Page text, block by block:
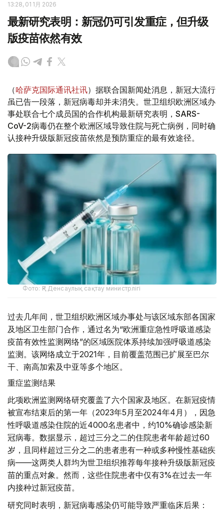
13:28, 01 1月 2026
最新研究表明：新冠仍可引发重症，但升级
版疫苗依然有效
（哈萨克国际通讯社讯）据联合国新闻处消息，新冠大流行
虽已告一段落，新冠病毒却并未消失。世卫组织欧洲区域办
事处联合七个成员国的合作机构最新研究表明，SARS-
CoV-2病毒仍在整个欧洲区域导致住院与死亡病例，同时确
认接种升级版新冠疫苗依然是预防重症的最有效途径。
Фото: ҚР Денсаулық сақтау министрлігі
过去几年间，世卫组织欧洲区域办事处与该区域东部各国家
及地区卫生部门合作，通过名为“欧洲重症急性呼吸道感染
疫苗有效性监测网络”的区域医院体系持续加强呼吸道感染
监测。该网络成立于2021年，目前覆盖范围已扩展至巴尔
干、南高加索及中亚等多个地区。
重症监测结果
此项欧洲监测网络研究覆盖了六个国家及地区。在新冠疫情
被宣布结束后的第一年（2023年5月至2024年4月），因急
性呼吸道感染住院的近4000名患者中，约10%确诊感染新
冠病毒。数据显示，超过三分之二的住院患者年龄超过60
岁，且同样超过三分之二的患者患有一种或多种慢性基础疾
病——这两类人群均为世卫组织推荐每年接种升级版新冠疫
苗的重点对象。然而，这些住院患者中仅有3%在过去一年
内接种过新冠疫苗。
研究同时表明，新冠病毒感染仍可能导致严重临床后果：